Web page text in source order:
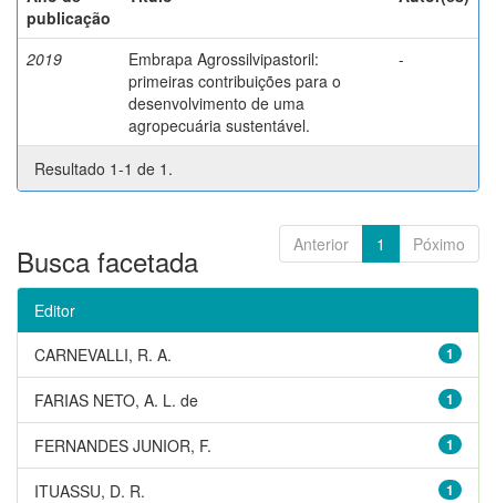
publicação
2019
Embrapa Agrossilvipastoril:
primeiras contribuições para o
desenvolvimento de uma
agropecuária sustentável.
-
Resultado 1-1 de 1.
Anterior 1 Póximo
Busca facetada
Editor
1
CARNEVALLI, R. A.
1
FARIAS NETO, A. L. de
1
FERNANDES JUNIOR, F.
1
ITUASSU, D. R.